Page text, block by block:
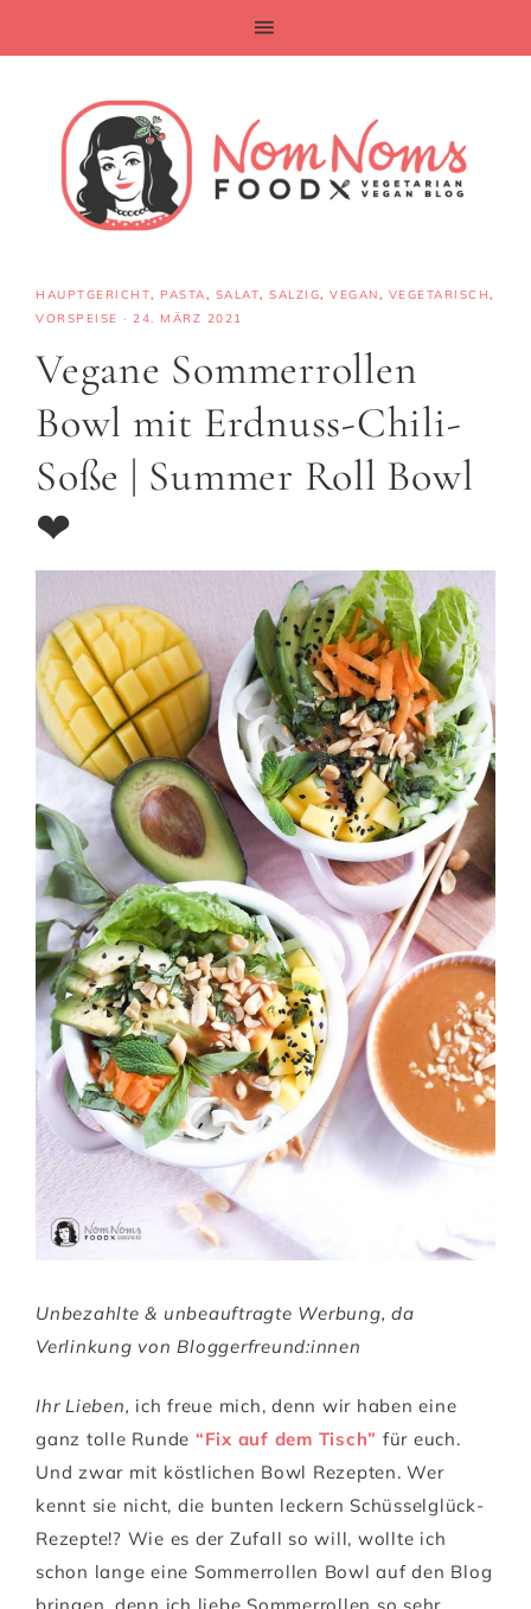
HAUPTGERICHT, PASTA, SALAT, SALZIG, VEGAN, VEGETARISCH,
VORSPEISE · 24. MÄRZ 2021
Vegane Sommerrollen
Bowl mit Erdnuss-Chili-
Soße | Summer Roll Bowl
❤
Unbezahlte & unbeauftragte Werbung, da
Verlinkung von Bloggerfreund:innen
Ihr Lieben, ich freue mich, denn wir haben eine
ganz tolle Runde “Fix auf dem Tisch” für euch.
Und zwar mit köstlichen Bowl Rezepten. Wer
kennt sie nicht, die bunten leckern Schüsselglück-
Rezepte!? Wie es der Zufall so will, wollte ich
schon lange eine Sommerrollen Bowl auf den Blog